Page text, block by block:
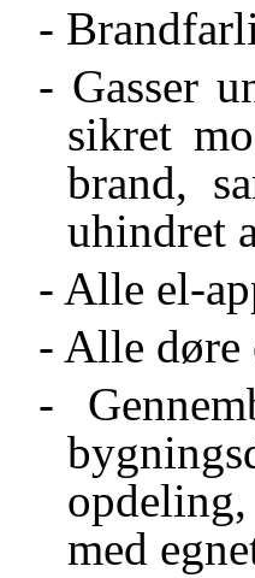
-
- Gasser
sikret
brand,
uhindret
- Alle el-
- Alle døre
-
med